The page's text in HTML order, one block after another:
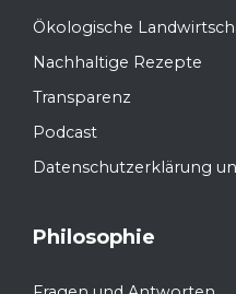
Ökologische
Nachhaltige Rezepte
Transparenz
Podcast
Datenschutzerklärung
Philosophie